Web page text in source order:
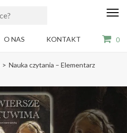
O NAS KONTAKT 0
Gry,
i
książki
> Nauka czytania – Elementarz